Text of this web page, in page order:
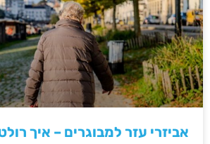
אביזרי עזר למבוגרים – איך